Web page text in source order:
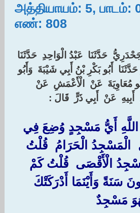
அத்தியாயம்: 5,
எண்: 808
‏حَدَّثَنَا ‏ ‏عَبْدُ الْوَاحِدِ ‏ ‏حَدَّثَنَا
‏أَبُو بَكْرِ بْنُ أَبِي شَيْبَةَ ‏ ‏وَأَبُو
مُعَاوِيَةَ ‏ ‏عَنْ ‏ ‏الْأَعْمَشِ ‏ ‏عَنْ
‏أَبِيهِ ‏ ‏عَنْ ‏ ‏أَبِي ذَرٍّ ‏ ‏قَالَ :‏
أَيُّ مَسْجِدٍ وُضِعَ فِي
‏الْمَسْجِدُ الْحَرَامُ ‏ ‏قُلْتُ
الْأَقْصَى ‏ ‏قُلْتُ كَمْ
سَنَةً وَأَيْنَمَا أَدْرَكَتْكَ
مَسْجِدٌ